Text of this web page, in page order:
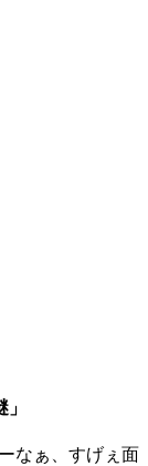
なぁ、すげぇ面